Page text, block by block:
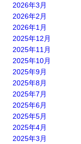
2026年3月
2026年2月
2026年1月
2025年12月
2025年11月
2025年10月
2025年9月
2025年8月
2025年7月
2025年6月
2025年5月
2025年4月
2025年3月